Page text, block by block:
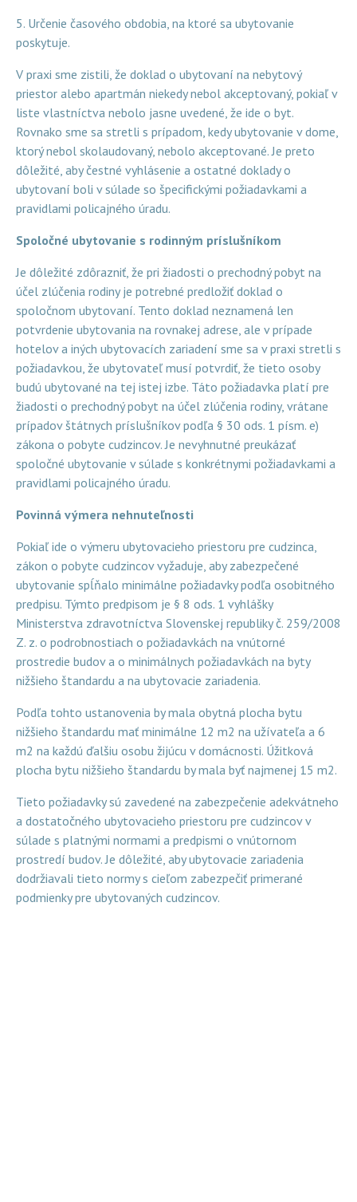
5. Určenie časového obdobia, na ktoré sa ubytovanie
poskytuje.
V praxi sme zistili, že doklad o ubytovaní na nebytový
priestor alebo apartmán niekedy nebol akceptovaný, pokiaľ v
liste vlastníctva nebolo jasne uvedené, že ide o byt.
Rovnako sme sa stretli s prípadom, kedy ubytovanie v dome,
ktorý nebol skolaudovaný, nebolo akceptované. Je preto
dôležité, aby čestné vyhlásenie a ostatné doklady o
ubytovaní boli v súlade so špecifickými požiadavkami a
pravidlami policajného úradu.
Spoločné ubytovanie s rodinným príslušníkom
Je dôležité zdôrazniť, že pri žiadosti o prechodný pobyt na
účel zlúčenia rodiny je potrebné predložiť doklad o
spoločnom ubytovaní. Tento doklad neznamená len
potvrdenie ubytovania na rovnakej adrese, ale v prípade
hotelov a iných ubytovacích zariadení sme sa v praxi stretli s
požiadavkou, že ubytovateľ musí potvrdiť, že tieto osoby
budú ubytované na tej istej izbe. Táto požiadavka platí pre
žiadosti o prechodný pobyt na účel zlúčenia rodiny, vrátane
prípadov štátnych príslušníkov podľa § 30 ods. 1 písm. e)
zákona o pobyte cudzincov. Je nevyhnutné preukázať
spoločné ubytovanie v súlade s konkrétnymi požiadavkami a
pravidlami policajného úradu.
Povinná výmera nehnuteľnosti
Pokiaľ ide o výmeru ubytovacieho priestoru pre cudzinca,
zákon o pobyte cudzincov vyžaduje, aby zabezpečené
ubytovanie spĺňalo minimálne požiadavky podľa osobitného
predpisu. Týmto predpisom je § 8 ods. 1 vyhlášky
Ministerstva zdravotníctva Slovenskej republiky č. 259/2008
Z. z. o podrobnostiach o požiadavkách na vnútorné
prostredie budov a o minimálnych požiadavkách na byty
nižšieho štandardu a na ubytovacie zariadenia.
Podľa tohto ustanovenia by mala obytná plocha bytu
nižšieho štandardu mať minimálne 12 m2 na užívateľa a 6
m2 na každú ďalšiu osobu žijúcu v domácnosti. Úžitková
plocha bytu nižšieho štandardu by mala byť najmenej 15 m2.
Tieto požiadavky sú zavedené na zabezpečenie adekvátneho
a dostatočného ubytovacieho priestoru pre cudzincov v
súlade s platnými normami a predpismi o vnútornom
prostredí budov. Je dôležité, aby ubytovacie zariadenia
dodržiavali tieto normy s cieľom zabezpečiť primerané
podmienky pre ubytovaných cudzincov.